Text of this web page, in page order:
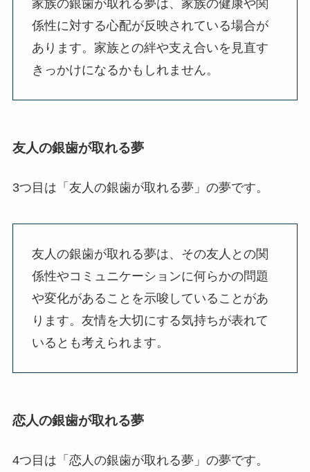
家族の銀歯が取れる夢は、家族の健康や関
係性に対する心配が反映されている場合が
あります。家族との絆や支え合いを見直す
きっかけになるかもしれません。
友人の銀歯が取れる夢
3つ目は「友人の銀歯が取れる夢」の夢です。
友人の銀歯が取れる夢は、その友人との関
係性やコミュニケーションに何らかの問題
や変化があることを示唆していることがあ
ります。友情を大切にする気持ちが表れて
いるとも考えられます。
恋人の銀歯が取れる夢
4つ目は「恋人の銀歯が取れる夢」の夢です。